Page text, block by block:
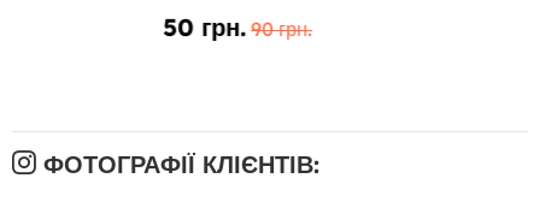
50 грн. 90 грн.
ФОТОГРАФІЇ КЛІЄНТІВ: